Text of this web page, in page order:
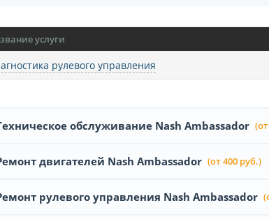
услуги
рулевого управления
обслуживание Nash Ambassador
двигателей Nash Ambassador (от 400 руб.)
рулевого управления Nash Ambassador